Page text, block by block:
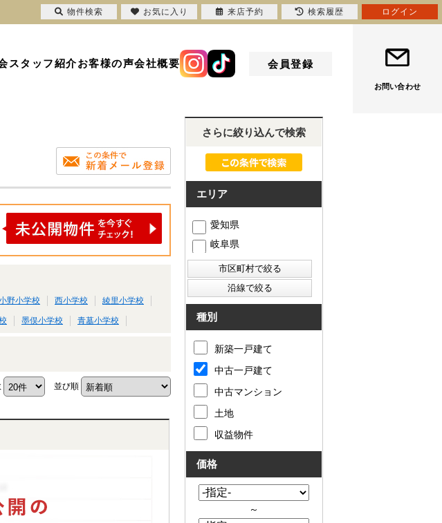
スタッフ紹介お客様の声会社概要 会員登録
お問い合わせ
野小学校 西小学校 綾里小学校
墨俣小学校 青墓小学校
並び順
さらに絞り込んで検索
エリア
愛知県
岐阜県
種別
新築一戸建て
中古一戸建て
中古マンション
土地
収益物件
価格
～
物件検索 お気に入り 来店予約 検索履歴 ログイン